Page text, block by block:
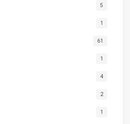
5
1
61
1
4
2
1